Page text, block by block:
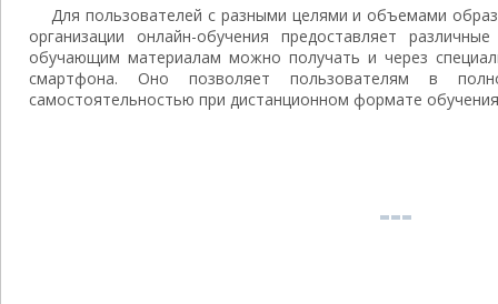
Для пользователей с разными целями и объемами
организации онлайн-обучения предоставляет
обучающим материалам можно получать и через
смартфона. Оно позволяет пользователям в
самостоятельностью при дистанционном формате